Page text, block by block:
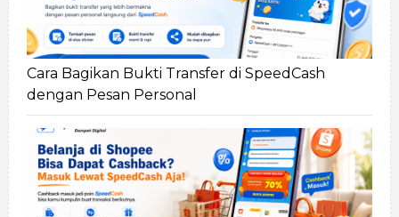
Cara Bagikan Bukti Transfer di SpeedCash
dengan Pesan Personal